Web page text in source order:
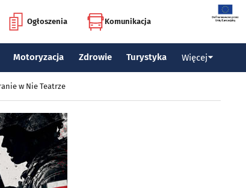
Ogłoszenia Komunikacja
Motoryzacja Zdrowie Turystyka Więcej
w Nie Teatrze